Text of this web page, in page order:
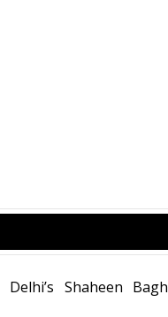
Shaheen Bagh